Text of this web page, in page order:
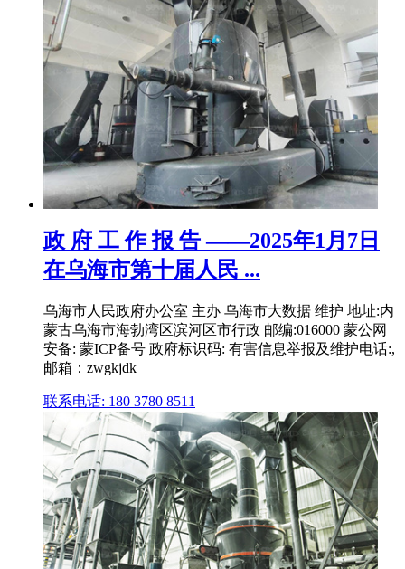
政 府 工 作 报 告 ——2025年1月7日
在乌海市第十届人民 ...
乌海市人民政府办公室 主办 乌海市大数据 维护 地址:内
蒙古乌海市海勃湾区滨河区市行政 邮编:016000 蒙公网
安备: 蒙ICP备号 政府标识码: 有害信息举报及维护电话:,
邮箱：zwgkjdk
联系电话: 180 3780 8511